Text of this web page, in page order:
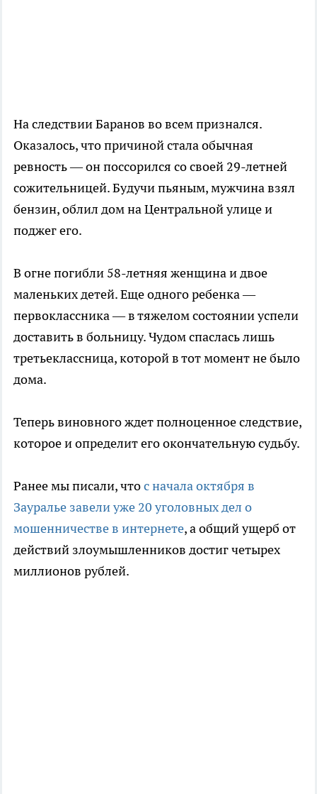
На следствии Баранов во всем признался.
Оказалось, что причиной стала обычная
ревность — он поссорился со своей 29-летней
сожительницей. Будучи пьяным, мужчина взял
бензин, облил дом на Центральной улице и
поджег его.
В огне погибли 58-летняя женщина и двое
маленьких детей. Еще одного ребенка —
первоклассника — в тяжелом состоянии успели
доставить в больницу. Чудом спаслась лишь
третьеклассница, которой в тот момент не было
дома.
Теперь виновного ждет полноценное следствие,
которое и определит его окончательную судьбу.
Ранее мы писали, чтос начала октября в
Зауралье завели уже 20 уголовных дел о
мошенничестве в интернете, а общий ущерб от
действий злоумышленников достиг четырех
миллионов рублей.